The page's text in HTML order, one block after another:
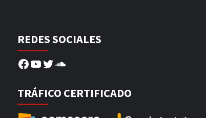
REDES SOCIALES
Facebook
YouTube
Twitter
SoundCloud
TRÁFICO CERTIFICADO